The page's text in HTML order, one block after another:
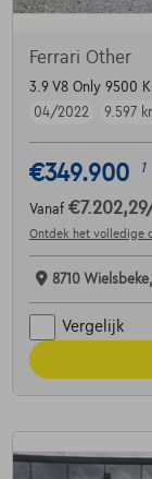
Ferrari Other
3.9 V8 Only 9500
04/2022
9.597
€349.900 1
Vanaf €7.202,29
Ontdek het volledige
8710 Wielsbeke,
Vergelijk